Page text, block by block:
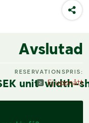
Avslutad
unit-width-
RESERVATIONSPRIS:
Ej uppnått